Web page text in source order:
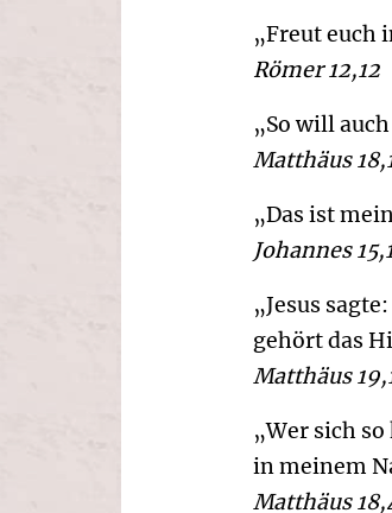
„Freut euch
Römer 12,12
„So will
Matthäus
„Das ist
Johannes
„Jesus
gehört das
Matthäus
„Wer sich
in meinem
Matthäus